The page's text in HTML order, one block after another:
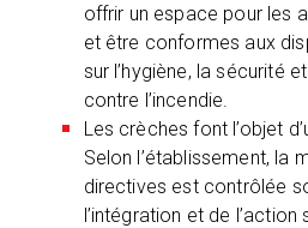
offrir un espace pour les
et être conformes aux
sur l’hygiène, la sécurité
contre l’incendie.
Les crèches font l’objet
Selon l’établissement, la
directives est contrôlée
l’intégration et de l’action